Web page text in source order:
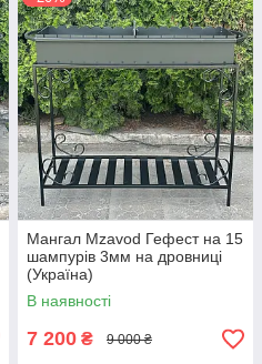
Мангал Mzavod Гефест на 15
шампурів 3мм на дровниці
(Україна)
В наявності
7 200 ₴ 9 000 ₴